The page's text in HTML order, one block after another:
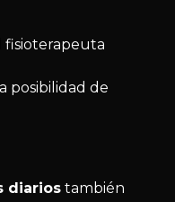
fisioterapeuta
posibilidad de
diarios también